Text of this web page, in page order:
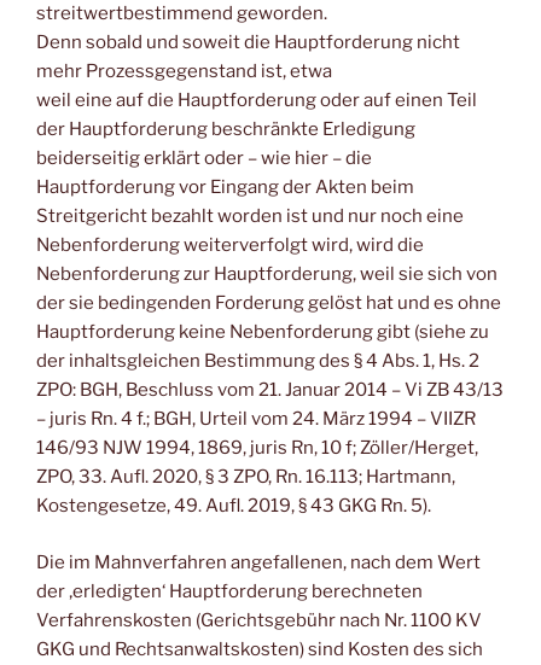
streitwertbestimmend geworden.
Denn sobald und soweit die Hauptforderung nicht
mehr Prozessgegenstand ist, etwa
weil eine auf die Hauptforderung oder auf einen Teil
der Hauptforderung beschränkte Erledigung
beiderseitig erklärt oder – wie hier – die
Hauptforderung vor Eingang der Akten beim
Streitgericht bezahlt worden ist und nur noch eine
Nebenforderung weiterverfolgt wird, wird die
Nebenforderung zur Hauptforderung, weil sie sich von
der sie bedingenden Forderung gelöst hat und es ohne
Hauptforderung keine Nebenforderung gibt (siehe zu
der inhaltsgleichen Bestimmung des § 4 Abs. 1, Hs. 2
ZPO: BGH, Beschluss vom 21. Januar 2014 – Vi ZB 43/13
– juris Rn. 4 f.; BGH, Urteil vom 24. März 1994 – VIIZR
146/93 NJW 1994, 1869, juris Rn, 10 f; Zöller/Herget,
ZPO, 33. Aufl. 2020, § 3 ZPO, Rn. 16.113; Hartmann,
Kostengesetze, 49. Aufl. 2019, § 43 GKG Rn. 5).
Die im Mahnverfahren angefallenen, nach dem Wert
der ‚erledigten‘ Hauptforderung berechneten
Verfahrenskosten (Gerichtsgebühr nach Nr. 1100 KV
GKG und Rechtsanwaltskosten) sind Kosten des sich